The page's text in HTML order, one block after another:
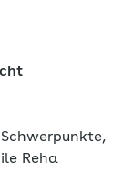
Pflege
Reha